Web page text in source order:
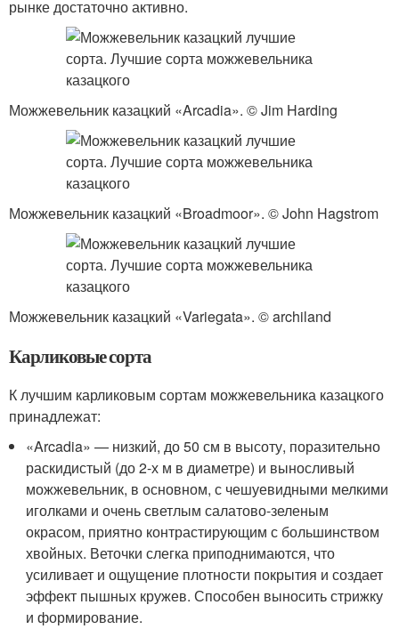
рынке достаточно активно.
Можжевельник казацкий «Arcadia». © Jim Harding
Можжевельник казацкий «Broadmoor». © John Hagstrom
Можжевельник казацкий «Variegata». © archiland
Карликовые сорта
К лучшим карликовым сортам можжевельника казацкого
принадлежат:
«Arcadia» — низкий, до 50 см в высоту, поразительно
раскидистый (до 2-х м в диаметре) и выносливый
можжевельник, в основном, с чешуевидными мелкими
иголками и очень светлым салатово-зеленым
окрасом, приятно контрастирующим с большинством
хвойных. Веточки слегка приподнимаются, что
усиливает и ощущение плотности покрытия и создает
эффект пышных кружев. Способен выносить стрижку
и формирование.